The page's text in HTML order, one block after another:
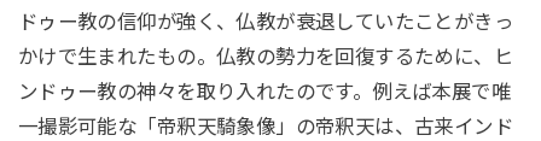
ドゥー教の信仰が強く、仏教が衰退していたことがきっ
かけで生まれたもの。仏教の勢力を回復するために、ヒ
ンドゥー教の神々を取り入れたのです。例えば本展で唯
一撮影可能な「帝釈天騎象像」の帝釈天は、古来インド